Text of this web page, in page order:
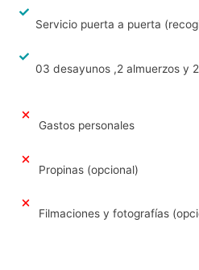
Servicio puerta a puerta
03 desayunos ,2 almuerzos y
Gastos personales
Propinas (opcional)
Filmaciones y fotografías